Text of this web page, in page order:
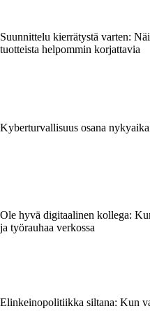
Suunnittelu kierrätystä varten:
tuotteista helpommin korjattavia
Kyberturvallisuus osana
Ole hyvä digitaalinen kollega:
ja työrauhaa verkossa
Elinkeinopolitiikka siltana: Kun